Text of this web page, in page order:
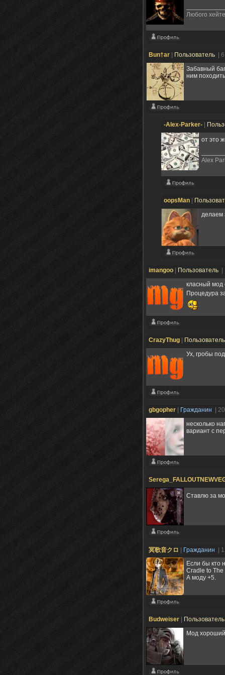
Любого
Bun†ar Пользователь
|
Забавный
ним
-Alex-Parker-
от это
Alex
oopsMan
делаем
imangoo Пользователь
класный мод
Процедура
CrazyThug
Ух, гробы
gbgopher Гражданин
|
несколько
вариант с
Ставлю за
冥歌音クロ Гражданин
|
Если бы кто
Cradle to The
А моду +5.
Budweiser
Мод